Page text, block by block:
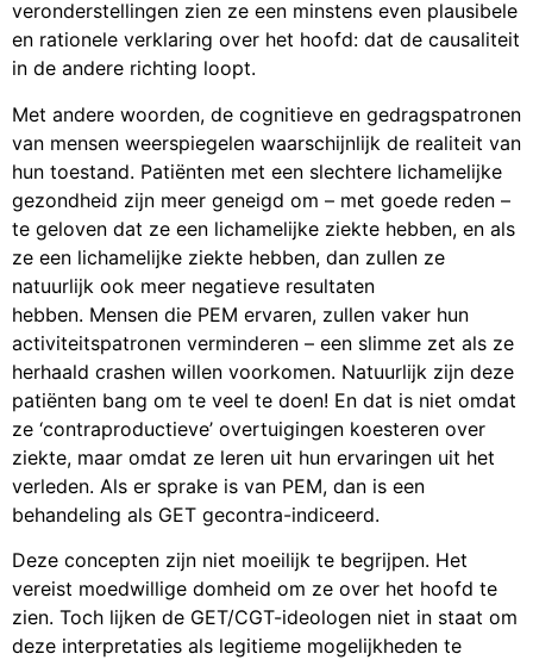
veronderstellingen zien ze een minstens even plausibele
en rationele verklaring over het hoofd: dat de causaliteit
in de andere richting loopt.
Met andere woorden, de cognitieve en gedragspatronen
van mensen weerspiegelen waarschijnlijk de realiteit van
hun toestand. Patiënten met een slechtere lichamelijke
gezondheid zijn meer geneigd om – met goede reden –
te geloven dat ze een lichamelijke ziekte hebben, en als
ze een lichamelijke ziekte hebben, dan zullen ze
natuurlijk ook meer negatieve resultaten
hebben. Mensen die PEM ervaren, zullen vaker hun
activiteitspatronen verminderen – een slimme zet als ze
herhaald crashen willen voorkomen. Natuurlijk zijn deze
patiënten bang om te veel te doen! En dat is niet omdat
ze ‘contraproductieve’ overtuigingen koesteren over
ziekte, maar omdat ze leren uit hun ervaringen uit het
verleden. Als er sprake is van PEM, dan is een
behandeling als GET gecontra-indiceerd.
Deze concepten zijn niet moeilijk te begrijpen. Het
vereist moedwillige domheid om ze over het hoofd te
zien. Toch lijken de GET/CGT-ideologen niet in staat om
deze interpretaties als legitieme mogelijkheden te